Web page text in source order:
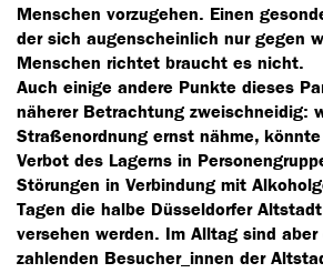
Menschen vorzugehen. Einen
der sich augenscheinlich nur gegen
Menschen richtet braucht es nicht.
Auch einige andere Punkte dieses
näherer Betrachtung zweischneidig:
Straßenordnung ernst nähme,
Verbot des Lagerns in
Störungen in Verbindung mit
Tagen die halbe Düsseldorfer
versehen werden. Im Alltag sind
zahlenden Besucher_innen der